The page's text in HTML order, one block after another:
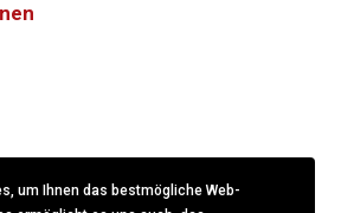
um Ihnen das bestmögliche Web-